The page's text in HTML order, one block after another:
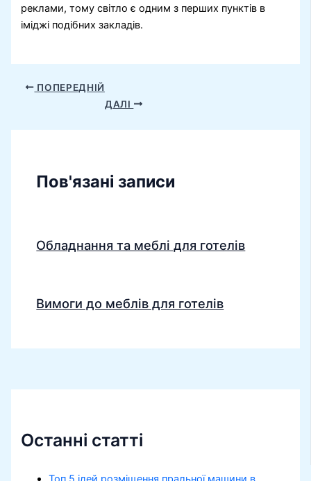
реклами, тому світло є одним з перших пунктів в
іміджі подібних закладів.
ПОПЕРЕДНІЙ
ДАЛІ
Пов'язані записи
Обладнання та меблі для готелів
Вимоги до меблів для готелів
Останні статті